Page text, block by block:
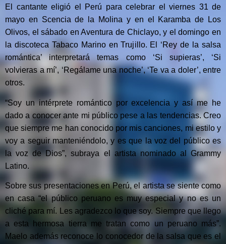
El cantante eligió el Perú para celebrar el viernes 31 de
mayo en Scencia de la Molina y en el Karamba de Los
Olivos, el sábado en Aventura de Chiclayo, y el domingo en
la discoteca Tabaco Marino en Trujillo. El ‘Rey de la salsa
romántica’ interpretará temas como ‘Si supieras’, ‘Si
volvieras a mí’, ‘Regálame una noche’, ‘Te va a doler’, entre
otros.
“Soy un intérprete romántico por excelencia y así me he
dado a conocer ante mi público pese a las tendencias. Creo
que siempre me han conocido por mis canciones, mi estilo y
voy a seguir manteniéndolo, y es que la voz del público es
la voz de Dios”, subraya el artista nominado al Grammy
Latino.
Sobre sus presentaciones en Perú, el artista se siente como
en casa “el público peruano es muy especial y no es un
cliché para mí. Les agradezco lo que soy. Siempre que llego
a esta hermosa tierra me tratan como un peruano más”.
Maelo además reconoce lo conocedor de la salsa que es el